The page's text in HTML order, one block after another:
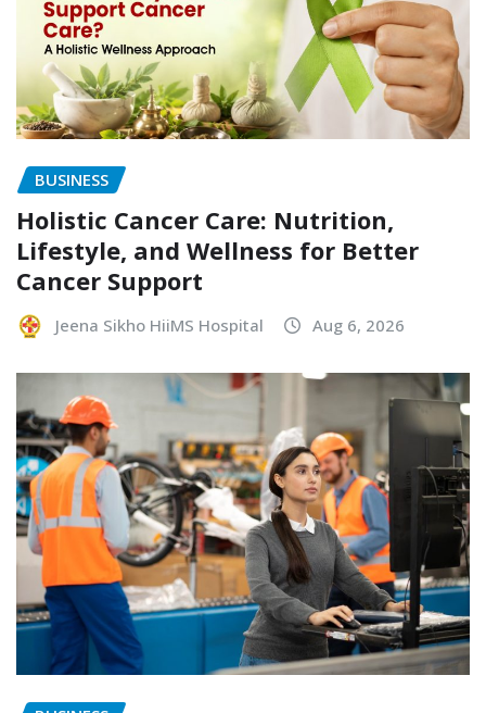
BUSINESS
Holistic Cancer Care: Nutrition,
Lifestyle, and Wellness for Better
Cancer Support
Jeena Sikho HiiMS Hospital Aug 6, 2026